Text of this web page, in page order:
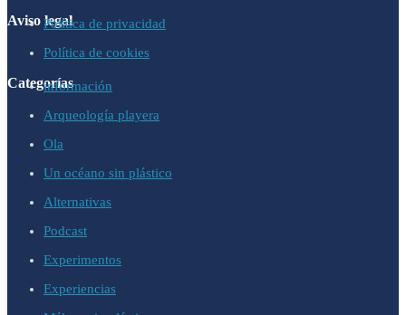
Aviso legalPolítica de privacidad
Política de cookies
Categoríasinformación
Arqueología playera
Ola
Un océano sin plástico
Alternativas
Podcast
Experimentos
Experiencias